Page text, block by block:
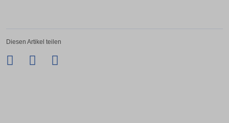
Diesen Artikel teilen